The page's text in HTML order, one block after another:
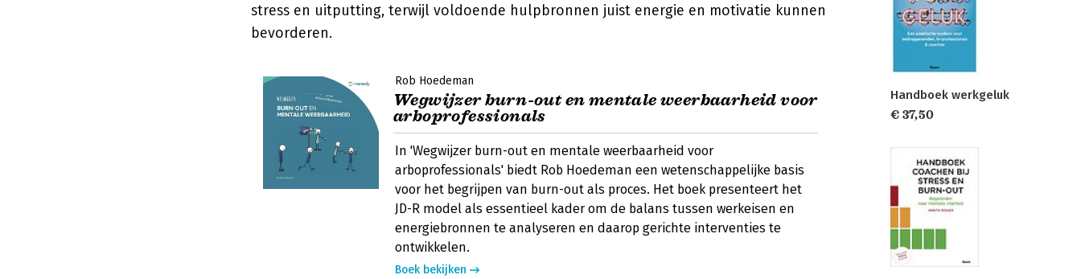
stress en uitputting, terwijl voldoende hulpbronnen juist energie en motivatie kunnen
bevorderen.
Rob Hoedeman
Wegwijzer burn-out en mentale weerbaarheid voor
arboprofessionals
In 'Wegwijzer burn-out en mentale weerbaarheid voor
arboprofessionals' biedt Rob Hoedeman een wetenschappelijke basis
voor het begrijpen van burn-out als proces. Het boek presenteert het
JD-R model als essentieel kader om de balans tussen werkeisen en
energiebronnen te analyseren en daarop gerichte interventies te
ontwikkelen.
Boek bekijken
Handboek werkgeluk
€ 37,50